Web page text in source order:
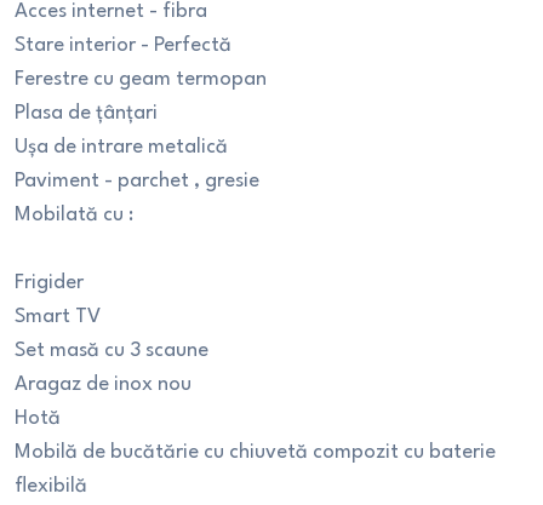
Acces internet - fibra
Stare interior - Perfectă
Ferestre cu geam termopan
Plasa de țânțari
Ușa de intrare metalică
Paviment - parchet , gresie
Mobilată cu :
Frigider
Smart TV
Set masă cu 3 scaune
Aragaz de inox nou
Hotă
Mobilă de bucătărie cu chiuvetă compozit cu baterie
flexibilă